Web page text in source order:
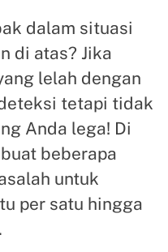
dalam situasi
di atas? Jika
lelah dengan
tetapi tidak
Anda lega! Di
beberapa
untuk
per satu hingga